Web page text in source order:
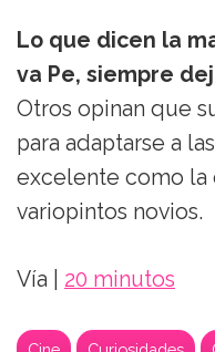
Lo que dicen la
va Pe, siempre
Otros opinan que
para adaptarse a
excelente como la
variopintos novios.
Vía | 20 minutos